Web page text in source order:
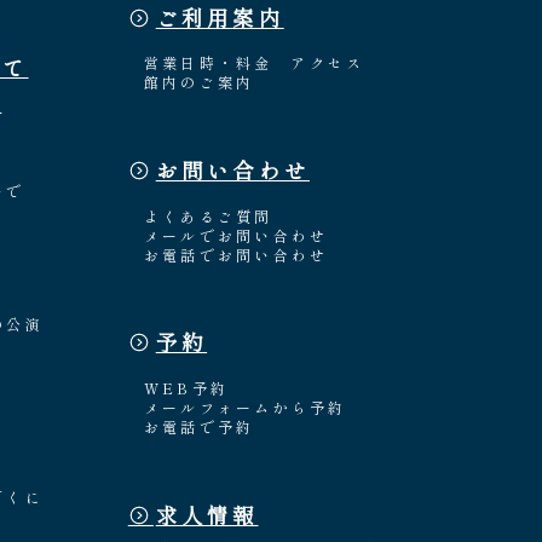
演
に
ご利用案内
営業日時・料金
アクセス
館内のご案内
お問い合わせ
よくあるご質問
メールでお問い合わせ
お電話でお問い合わせ
予約
WEB予約
メールフォームから予約
お電話で予約
求人情報